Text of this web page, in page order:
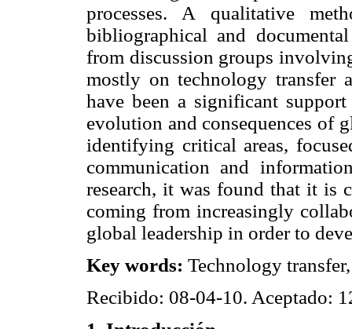
processes. A qualitative
bibliographical and
from discussion groups
mostly on technology transfer
have been a significant
evolution and consequences of
identifying critical areas,
communication and
research, it was found that it is
coming from increasingly
global leadership in order to
Key words: Technology
Recibido: 08-04-10. Aceptado: